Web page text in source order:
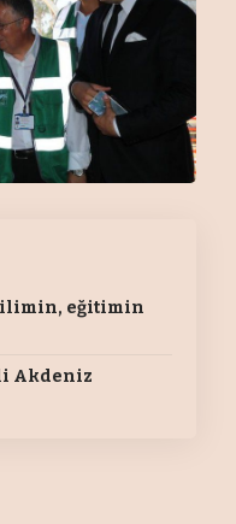
eğitimin
Akdeniz